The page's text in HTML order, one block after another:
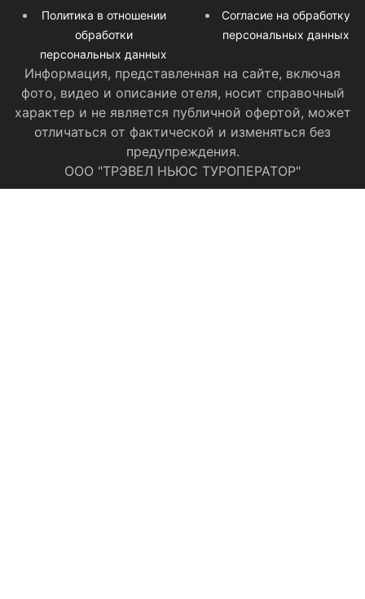
Политика в отношении
обработки
персональных данных
Согласие на обработку
персональных данных
Информация, представленная на сайте, включая
фото, видео и описание отеля, носит справочный
характер и не является публичной офертой, может
отличаться от фактической и изменяться без
предупреждения.
ООО "ТРЭВЕЛ НЬЮС ТУРОПЕРАТОР"